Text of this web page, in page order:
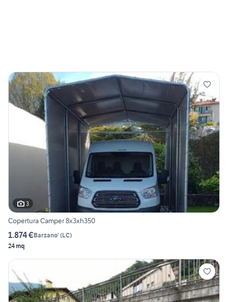
3
Copertura Camper 8x3xh350
1.874 €Barzano' (LC)
24 mq